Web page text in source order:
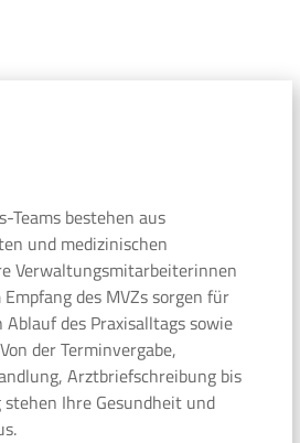
Teams bestehen aus
und medizinischen
Verwaltungsmitarbeiterinnen
des MVZs sorgen für
des Praxisalltags sowie
der Terminvergabe,
Arztbriefschreibung bis
Ihre Gesundheit und